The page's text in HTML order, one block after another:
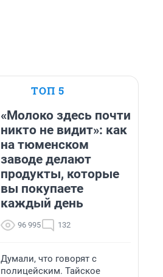
ТОП 5
«Молоко здесь почти
никто не видит»: как
на тюменском
заводе делают
продукты, которые
вы покупаете
каждый день
96 995 132
Думали, что говорят с
полицейским. Тайское